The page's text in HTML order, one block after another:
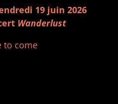
19 juin 2026
Wanderlust
to come